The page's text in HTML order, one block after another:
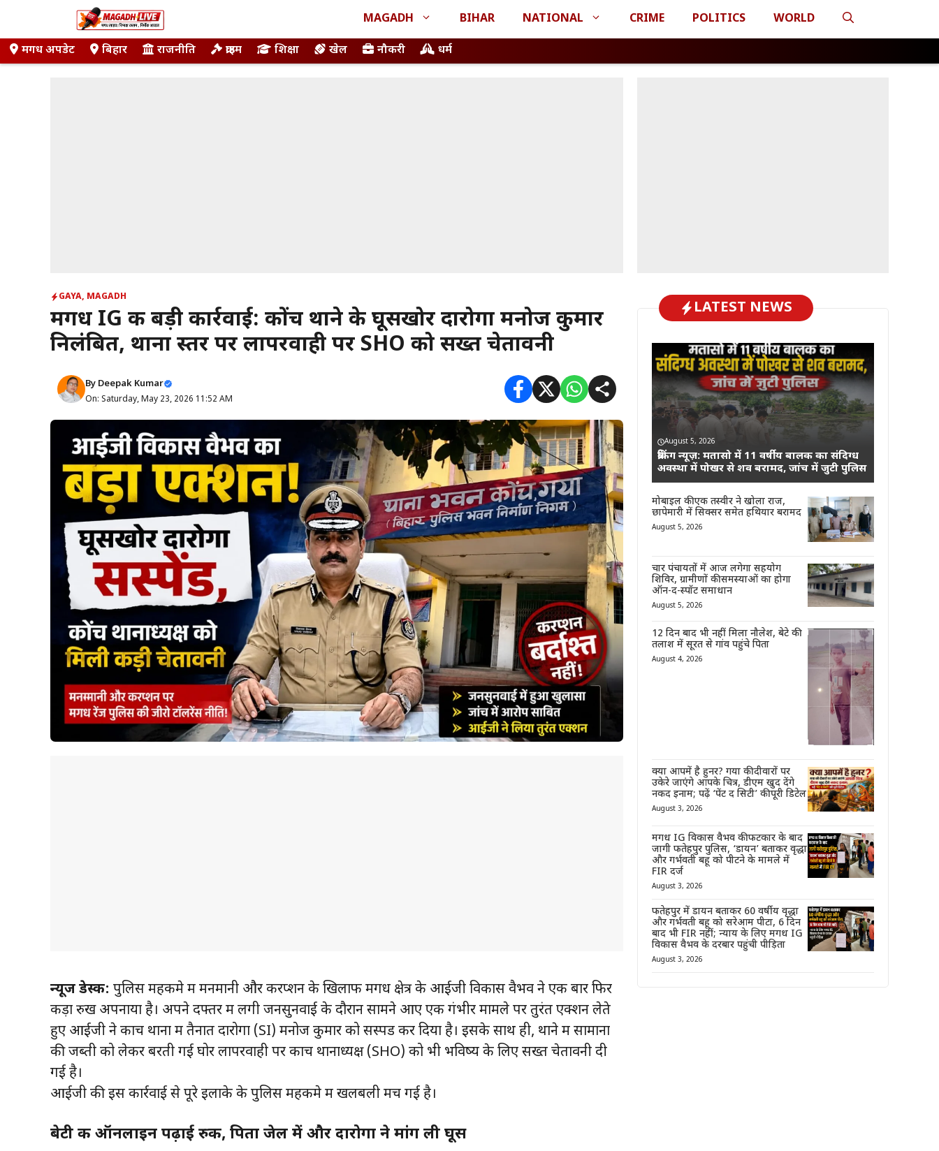
content
MAGADH BIHAR NATIONAL CRIME POLITICS WORLD
मगध अपडेट बिहार राजनीति क्राइम शिक्षा खेल नौकरी धर्म
GAYA, MAGADH
मगध IG की बड़ी कार्रवाई: कोंच थाने के घूसखोर दारोगा मनोज कुमार
निलंबित, थाना स्तर पर लापरवाही पर SHO को सख्त चेतावनी
By Deepak Kumar
On: Saturday, May 23, 2026 11:52 AM
न्यूज डेस्क: पुलिस महकमे में मनमानी और करप्शन के खिलाफ मगध क्षेत्र के आईजी विकास वैभव ने एक बार फिर
कड़ा रुख अपनाया है। अपने दफ्तर में लगी जनसुनवाई के दौरान सामने आए एक गंभीर मामले पर तुरंत एक्शन लेते
हुए आईजी ने कोंच थाना में तैनात दारोगा (SI) मनोज कुमार को सस्पेंड कर दिया है। इसके साथ ही, थाने में सामानों
की जब्ती को लेकर बरती गई घोर लापरवाही पर कोंच थानाध्यक्ष (SHO) को भी भविष्य के लिए सख्त चेतावनी दी
गई है।
आईजी की इस कार्रवाई से पूरे इलाके के पुलिस महकमे में खलबली मच गई है।
बेटी की ऑनलाइन पढ़ाई रुकी, पिता जेल में और दारोगा ने मांग ली घूस
LATEST NEWS
August 5, 2026
ब्रेकिंग न्यूज़: मतासो में 11 वर्षीय बालक का संदिग्ध
अवस्था में पोखर से शव बरामद, जांच में जुटी पुलिस
मोबाइल की एक तस्वीर ने खोला राज,
छापेमारी में सिक्सर समेत हथियार बरामद
August 5, 2026
चार पंचायतों में आज लगेगा सहयोग
शिविर, ग्रामीणों की समस्याओं का होगा
ऑन-द-स्पॉट समाधान
August 5, 2026
12 दिन बाद भी नहीं मिला नौलेश, बेटे की
तलाश में सूरत से गांव पहुंचे पिता
August 4, 2026
क्या आपमें है हुनर? गया की दीवारों पर
उकेरे जाएंगे आपके चित्र, डीएम खुद देंगे
नकद इनाम; पढ़ें ‘पेंट द सिटी’ की पूरी डिटेल
August 3, 2026
मगध IG विकास वैभव की फटकार के बाद
जागी फतेहपुर पुलिस, ‘डायन’ बताकर वृद्धा
और गर्भवती बहू को पीटने के मामले में
FIR दर्ज
August 3, 2026
फतेहपुर में डायन बताकर 60 वर्षीय वृद्धा
और गर्भवती बहू को सरेआम पीटा, 6 दिन
बाद भी FIR नहीं; न्याय के लिए मगध IG
विकास वैभव के दरबार पहुंची पीड़िता
August 3, 2026